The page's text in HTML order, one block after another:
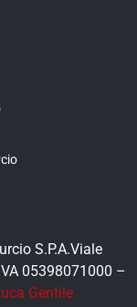
S.P.A.Viale
05398071000 –
Gentile